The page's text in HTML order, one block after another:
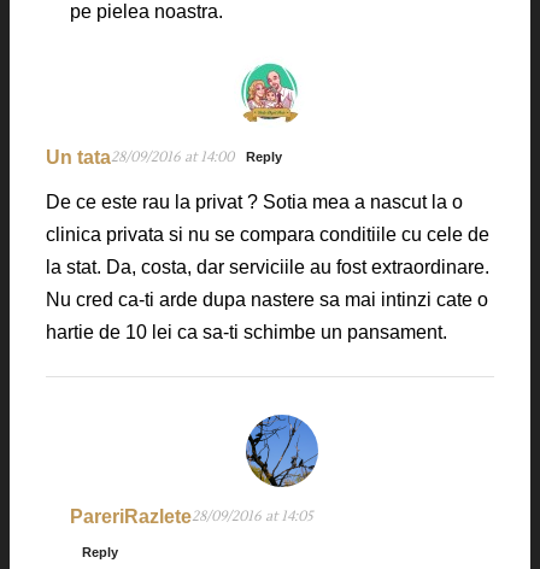
pe pielea noastra.
Un tata28/09/2016 at 14:00 Reply
De ce este rau la privat ? Sotia mea a nascut la o
clinica privata si nu se compara conditiile cu cele de
la stat. Da, costa, dar serviciile au fost extraordinare.
Nu cred ca-ti arde dupa nastere sa mai intinzi cate o
hartie de 10 lei ca sa-ti schimbe un pansament.
PareriRazlete28/09/2016 at 14:05
Reply